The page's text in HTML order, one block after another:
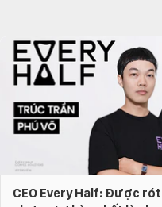
CEO Every Half: Được